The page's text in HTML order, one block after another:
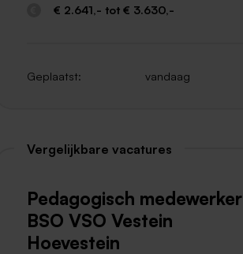
€ 2.641,- tot € 3.630,-
Geplaatst: vandaag
Vergelijkbare vacatures
Pedagogisch medewerker
BSO VSO Vestein
Hoevestein